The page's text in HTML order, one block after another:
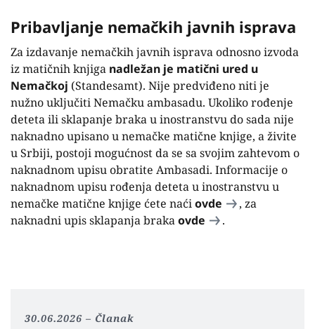
Pribavljanje nemačkih javnih isprava
Za izdavanje nemačkih javnih isprava odnosno izvoda
iz matičnih knjiga nadležan je matični ured u
Nemačkoj (Standesamt). Nije predviđeno niti je
nužno uključiti Nemačku ambasadu. Ukoliko rođenje
deteta ili sklapanje braka u inostranstvu do sada nije
naknadno upisano u nemačke matične knjige, a živite
u Srbiji, postoji mogućnost da se sa svojim zahtevom o
naknadnom upisu obratite Ambasadi. Informacije o
naknadnom upisu rođenja deteta u inostranstvu u
nemačke matične knjige ćete naćiovde
, za
naknadni upis sklapanja brakaovde .
30.06.2026 Članak